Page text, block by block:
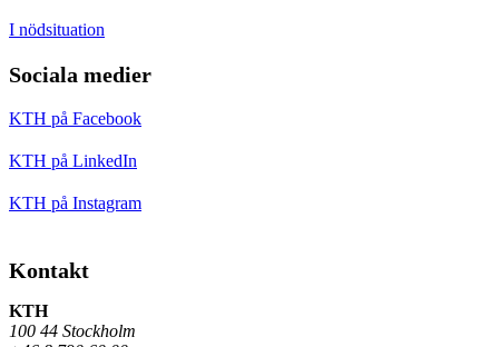
I nödsituation
Sociala medier
KTH på Facebook
KTH på LinkedIn
KTH på Instagram
Kontakt
KTH
100 44 Stockholm